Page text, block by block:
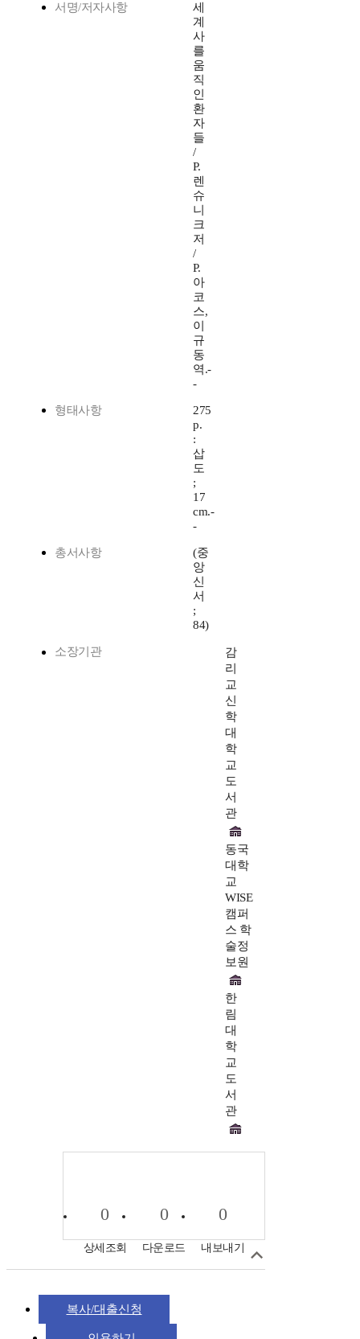
서명/저자사항
세
계
사
를
움
직
인
환
자
들
/
P.
렌
슈
니
크
저
/
P.
아
코
스,
이
규
동
역.-
-
형태사항
275
p.
:
삽
도
;
17
cm.-
-
총서사항
(중
앙
신
서
;
84)
소장기관
감
리
교
신
학
대
학
교
도
서
관
동국
대학
교
WISE
캠퍼
스 학
술정
보원
한
림
대
학
교
도
서
관
0
상세조회
0
다운로드
0
내보내기
복사/대출신청